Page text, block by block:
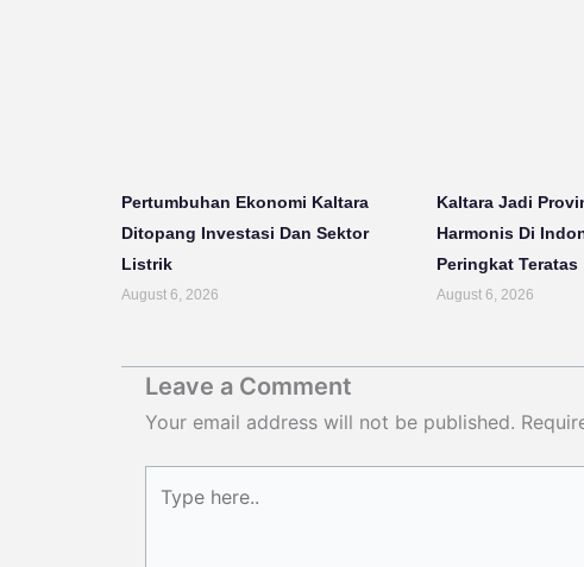
Pertumbuhan Ekonomi Kaltara
Ditopang Investasi Dan Sektor
Listrik
August 6, 2026
Kaltara Jadi
Harmonis Di
Peringkat Teratas
August 6, 2026
Leave a Comment
Your email address will not be published.
here..